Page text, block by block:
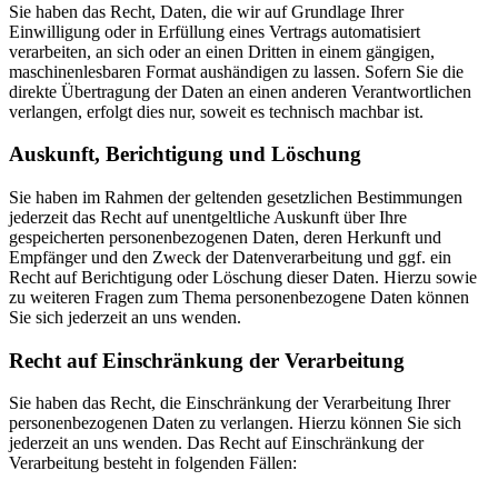
Sie haben das Recht, Daten, die wir auf Grundlage Ihrer
Einwilligung oder in Erfüllung eines Vertrags automatisiert
verarbeiten, an sich oder an einen Dritten in einem gängigen,
maschinenlesbaren Format aushändigen zu lassen. Sofern Sie die
direkte Übertragung der Daten an einen anderen Verantwortlichen
verlangen, erfolgt dies nur, soweit es technisch machbar ist.
Auskunft, Berichtigung und Löschung
Sie haben im Rahmen der geltenden gesetzlichen Bestimmungen
jederzeit das Recht auf unentgeltliche Auskunft über Ihre
gespeicherten personenbezogenen Daten, deren Herkunft und
Empfänger und den Zweck der Datenverarbeitung und ggf. ein
Recht auf Berichtigung oder Löschung dieser Daten. Hierzu sowie
zu weiteren Fragen zum Thema personenbezogene Daten können
Sie sich jederzeit an uns wenden.
Recht auf Einschränkung der Verarbeitung
Sie haben das Recht, die Einschränkung der Verarbeitung Ihrer
personenbezogenen Daten zu verlangen. Hierzu können Sie sich
jederzeit an uns wenden. Das Recht auf Einschränkung der
Verarbeitung besteht in folgenden Fällen: